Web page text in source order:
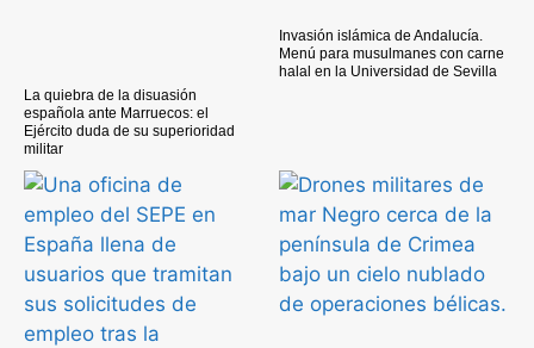
La quiebra de la disuasión
española ante Marruecos: el
Ejército duda de su superioridad
militar
Invasión islámica de Andalucía.
Menú para musulmanes con carne
halal en la Universidad de Sevilla